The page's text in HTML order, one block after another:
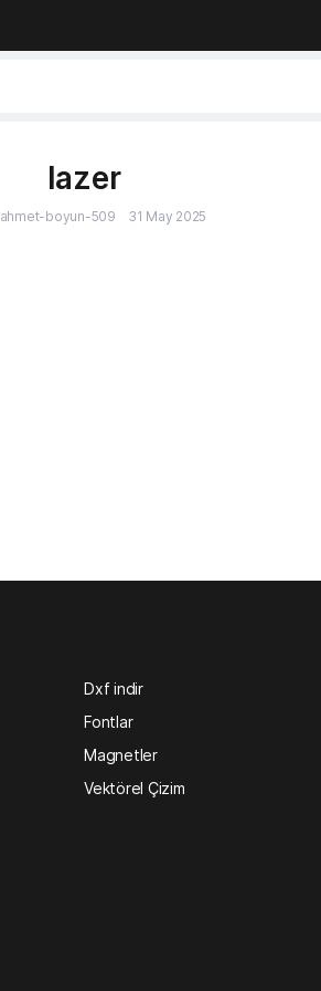
lazer
ahmet-boyun-509 31 May 2025
Dxf indir
Fontlar
Magnetler
Vektörel Çizim